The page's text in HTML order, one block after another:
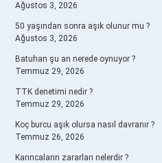
Ağustos 3, 2026
50 yaşından sonra aşık olunur mu ?
Ağustos 3, 2026
Batuhan şu an nerede oynuyor ?
Temmuz 29, 2026
TTK denetimi nedir ?
Temmuz 29, 2026
Koç burcu aşık olursa nasıl davranır ?
Temmuz 26, 2026
Karıncaların zararları nelerdir ?